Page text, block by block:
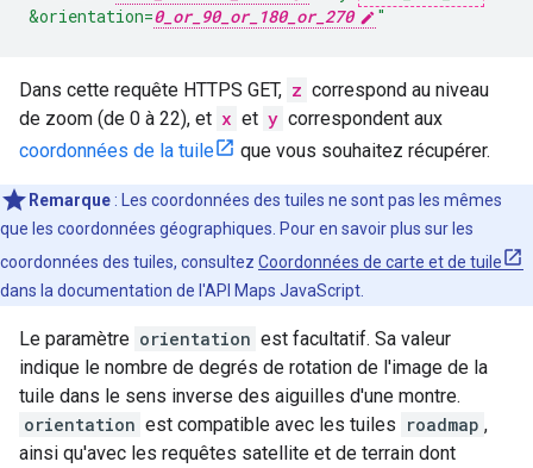
&orientation=0_or_90_or_180_or_270 "
Dans cette requête HTTPS GET, z correspond au niveau
de zoom (de 0 à 22), et x et y correspondent aux
coordonnées de la tuile
que vous souhaitez récupérer.
Remarque : Les coordonnées des tuiles ne sont pas les mêmes
que les coordonnées géographiques. Pour en savoir plus sur les
coordonnées des tuiles, consultez Coordonnées de carte et de tuile
dans la documentation de l'API Maps JavaScript.
Le paramètre orientation est facultatif. Sa valeur
indique le nombre de degrés de rotation de l'image de la
tuile dans le sens inverse des aiguilles d'une montre.
orientation est compatible avec les tuiles roadmap ,
ainsi qu'avec les requêtes satellite et de terrain dont